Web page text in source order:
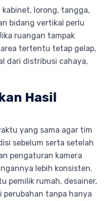
lorong, tangga,
bidang vertikal perlu
ruangan tampak
tertentu tetap gelap,
dari distribusi cahaya,
Hasil
yang sama agar tim
sebelum serta setelah
pengaturan kamera
lebih konsisten.
pemilik rumah, desainer,
tanpa hanya